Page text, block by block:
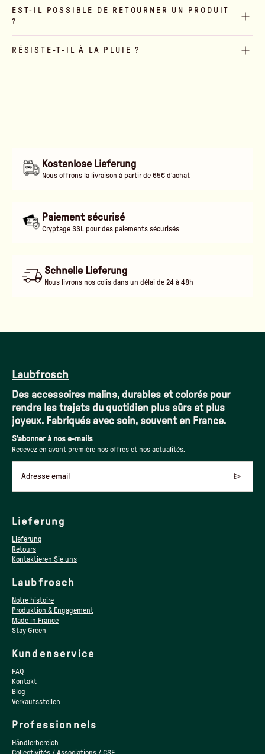
EST-IL POSSIBLE DE RETOURNER UN PRODUIT
?
RÉSISTE-T-IL À LA PLUIE ?
Kostenlose Lieferung
Nous offrons la livraison à partir de 65€ d'achat
Paiement sécurisé
Cryptage SSL pour des paiements sécurisés
Schnelle Lieferung
Nous livrons nos colis dans un délai de 24 à 48h
Laubfrosch
Des accessoires malins, durables et colorés pour
rendre les trajets du quotidien plus sûrs et plus
joyeux. Fabriqués avec soin, souvent en France.
S'abonner à nos e-mails
Recevez en avant première nos offres et nos actualités.
Adresse email
Lieferung
Lieferung
Retours
Kontaktieren Sie uns
Laubfrosch
Notre histoire
Produktion & Engagement
Made in France
Stay Green
Kundenservice
FAQ
Kontakt
Blog
Verkaufsstellen
Professionnels
Händlerbereich